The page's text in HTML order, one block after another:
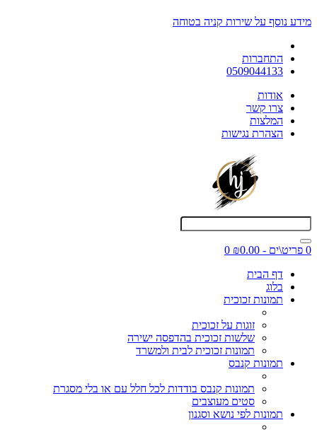
מידע נוסף על שירות קניה בטוחה
התחברות
0509044133
אודות
צרו קשר
המלצות
הצהרת נגישות
0 פריט\ים - ₪0.00
0
דף הבית
בלוג
תמונות זכוכית
זוגות על זכוכית
שלשות זכוכית בהדפסה ישירה
תמונות זכוכית לבית ולמשרד
תמונות קנבס
תמונות קנבס בודדות לכל חלל עם או בלי מסגרת
סטים מעוצבים
תמונות לפי נושא וסגנון